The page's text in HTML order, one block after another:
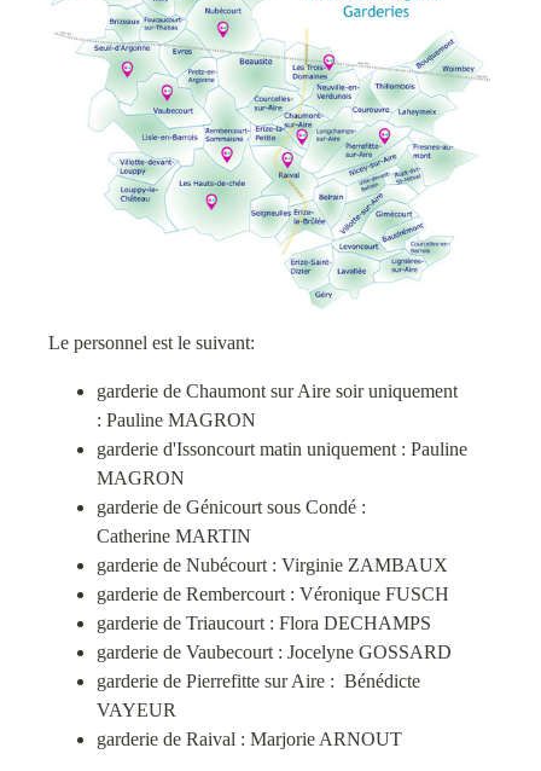
Le personnel est le suivant:
garderie de Chaumont sur Aire soir uniquement
: Pauline MAGRON
garderie d'Issoncourt matin uniquement : Pauline
MAGRON
garderie de Génicourt sous Condé :
Catherine MARTIN
garderie de Nubécourt : Virginie ZAMBAUX
garderie de Rembercourt : Véronique FUSCH
garderie de Triaucourt : Flora DECHAMPS
garderie de Vaubecourt : Jocelyne GOSSARD
garderie de Pierrefitte sur Aire : Bénédicte
VAYEUR
garderie de Raival : Marjorie ARNOUT